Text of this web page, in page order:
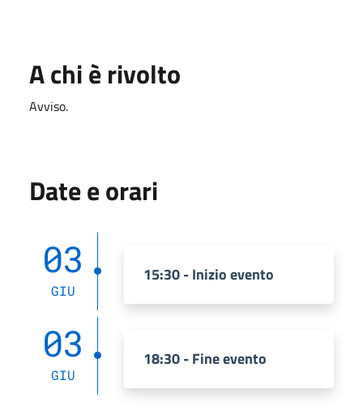
A chi è rivolto
Avviso.
Date e orari
03
GIU
15:30 - Inizio evento
03
GIU
18:30 - Fine evento